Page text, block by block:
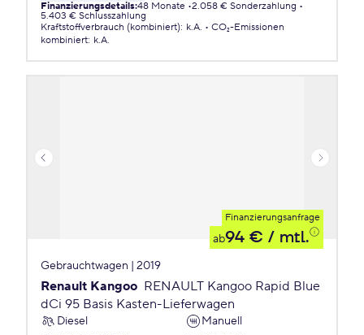
Finanzierungsdetails:48 Monate 2.058 € Sonderzahlung
5.403 € Schlusszahlung
Kraftstoffverbrauch (kombiniert): k.A.
CO₂-Emissionen
kombiniert: k.A.
Finanzierungsanfrage
ab94 € / mtl.
Gebrauchtwagen | 2019
Renault Kangoo RENAULT Kangoo Rapid Blue
dCi 95 Basis Kasten-Lieferwagen
Diesel
Manuell